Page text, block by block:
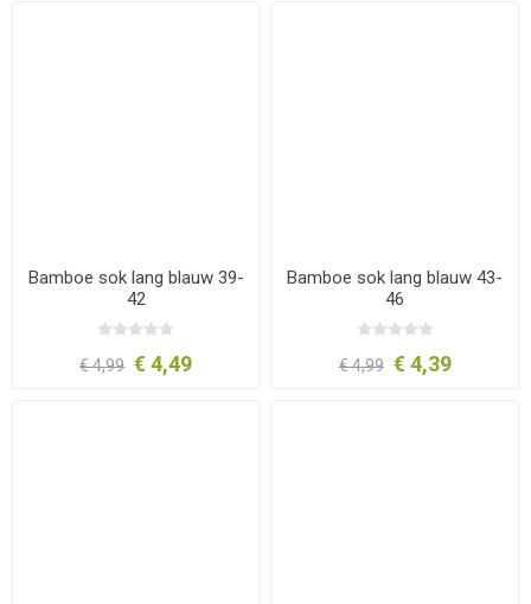
Bamboe sok lang blauw 39-
42
€ 4,99 € 4,49
Bamboe sok lang blauw 43-
46
€ 4,99 € 4,39